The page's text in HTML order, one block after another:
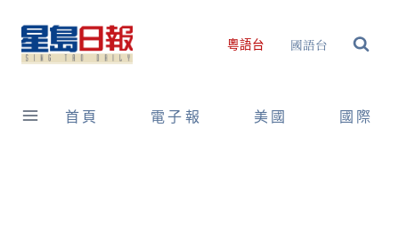
content
粵語台 國語台
首頁 電子報 美國 國際